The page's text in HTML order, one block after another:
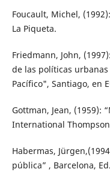
Foucault, Michel,
La Piqueta.
Friedmann, John,
de las políticas
Pacífico", Santiago, en
Gottman, Jean, (1959):
International
Habermas,
pública” , Barcelona,